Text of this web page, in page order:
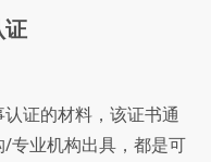
证
证的材料，该证书通
专业机构出具，都是可